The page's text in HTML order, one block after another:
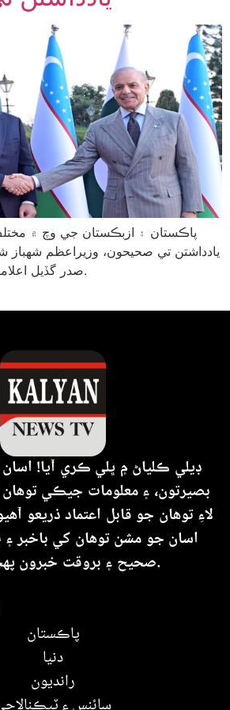
پاڪستان ۽ ازبڪستان جي وچ ۾
يادداشتن تي صحيحون، وزيراعظم
صدر گڏيل اعلاميي تي صحيحون ڪيون.
پاڪستان
دنيا
رانديون
ڊيلي ڪلياڻ ۾ ڀلي ڪري آيا! اسان
بصيرتون، ۽ معلومات جيڪي توهان
لاءِ توهان جو قابل اعتماد ذريعو
اسان جو مشن توهان کي باخبر ۽
صحيح ۽ بروقت خبرون پهچائڻ آهي.